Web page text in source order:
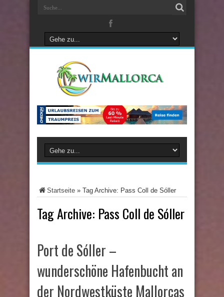
Startseite » Tag Archive: Pass Coll de Sóller
Tag Archive: Pass Coll de Sóller
Port de Sóller –
wunderschöne Hafenbucht an
der Nordwestküste Mallorcas